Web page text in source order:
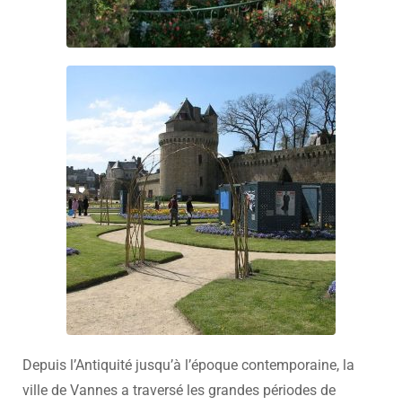
Depuis l’Antiquité jusqu’à l’époque contemporaine, la
ville de Vannes a traversé les grandes périodes de